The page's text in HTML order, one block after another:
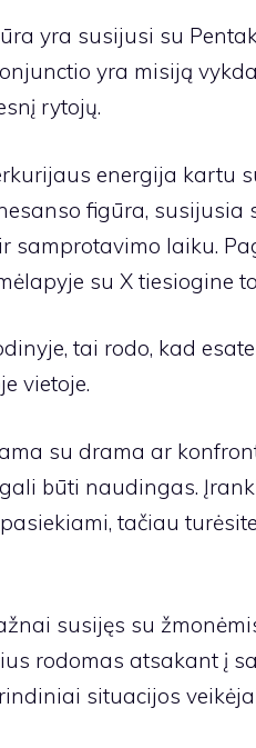
yra susijusi su
yra misiją
rytojų.
energija kartu
figūra, susijusia
samprotavimo laiku.
su X tiesiogine
tai rodo, kad
vietoje.
su drama ar
būti naudingas.
tačiau
susijęs su
rodomas atsakant į
situacijos